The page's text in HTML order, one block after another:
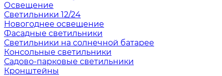
Освещение
Светильники 12/24
Новогоднее освещение
Фасадные светильники
Светильники на солнечной батарее
Консольные светильники
Садово-парковые светильники
Кронштейны